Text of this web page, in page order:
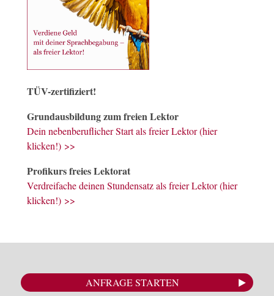
TÜV-zertifiziert!
Grundausbildung zum freien Lektor
Dein nebenberuflicher Start als freier Lektor (hier
klicken!) >>
Profikurs freies Lektorat
Verdreifache deinen Stundensatz als freier Lektor (hier
klicken!) >>
ANFRAGE STARTEN